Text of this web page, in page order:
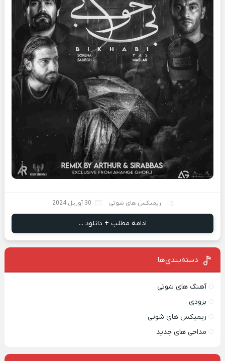
ریمیکس های شوتی 30 آوریل 2024
ادامه مطلب + دانلود ...
دسته‌بندی‌ها
آهنگ های شوتی
بزودی
ریمیکس های شوتی
مداحی های جدید